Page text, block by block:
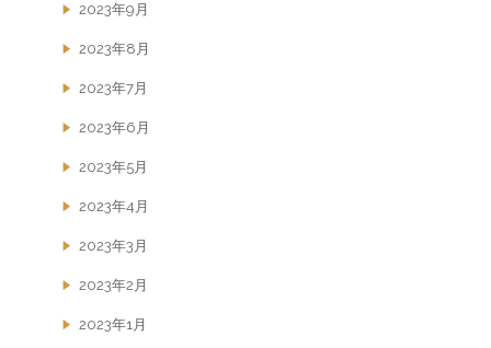
2023年9月
2023年8月
2023年7月
2023年6月
2023年5月
2023年4月
2023年3月
2023年2月
2023年1月